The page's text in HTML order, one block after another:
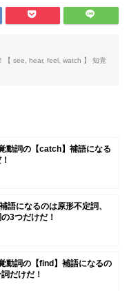
【 see, hear, feel, watch 】 知覚
動詞の【catch】補語になる
語になるのは原形不定詞、
3つだけだ！
動詞の【find】補語になるの
だけだ！